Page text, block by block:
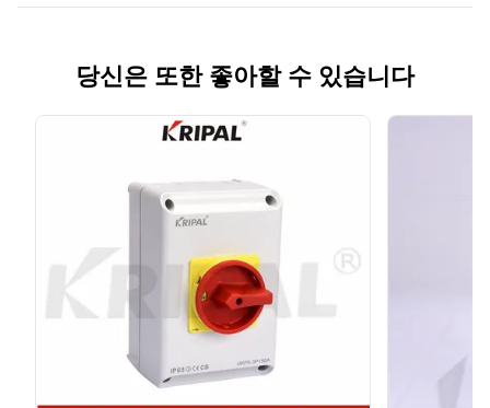
전기 생활 0.03*106times
작용하는 빈도 120times/hour
각을 변형시키
당신은 또한 좋아할 수 있습니다